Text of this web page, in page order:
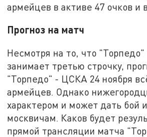
армейцев в активе 47 очков и
Прогноз на матч
Несмотря на то, что "Торпедо"
занимает третью строчку,
"Торпедо" - ЦСКА 24 ноября
армейцев. Однако
характером и может дать бой
москвичам. Каков будет
прямой трансляции матча